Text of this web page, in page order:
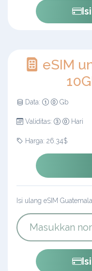
eSIM
Data: Gb
Validitas: Hari
Harga: 26.34$
Isi ulang eSIM